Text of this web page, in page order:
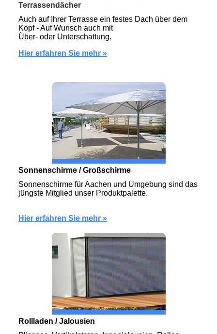
Terrassendächer
Auch auf Ihrer Terrasse ein festes Dach über dem
Kopf - Auf Wunsch auch mit
Über- oder Unterschattung.
Hier erfahren Sie mehr »
Sonnen­schirme / Großschirme
Sonnenschirme für Aachen und Umgebung sind das
jüngste Mitglied unser Produktpalette.
Hier erfahren Sie mehr »
Rollladen / Jalousien